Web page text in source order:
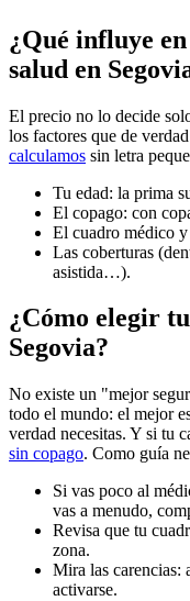
¿Qué influye
salud en
El precio no lo decide
los factores que de
calculamos sin letra
Tu edad: la prima
El copago: con
El cuadro médico
Las coberturas
asistida…).
¿Cómo elegir
Segovia?
No existe un "mejor
todo el mundo: el mejor
verdad necesitas. Y si tu
sin copago. Como guía
Si vas poco al
vas a menudo,
Revisa que tu
zona.
Mira las carencias:
activarse.